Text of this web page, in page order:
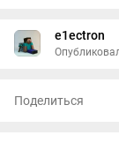
e1ectron
Поделиться